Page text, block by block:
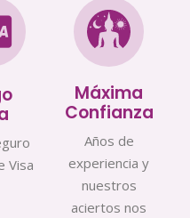
Visa
Máxima
Confianza
Años de
experiencia y
nuestros
aciertos nos